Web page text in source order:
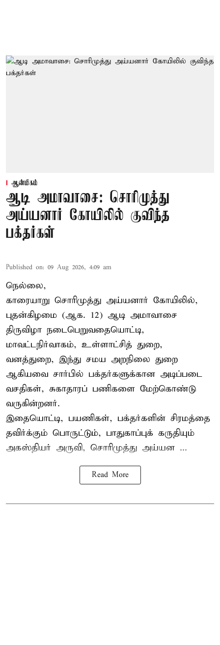
ஆன்மிகம்
ஆடி அமாவாசை: சொரிமுத்து
அய்யனார் கோயிலில் குவிந்த
பக்தர்கள்
Published on: 09 Aug 2026, 4:09 am
நெல்லை,
காரையாறு சொரிமுத்து அய்யனார் கோயிலில்,
புதன்கிழமை (ஆக. 12) ஆடி அமாவாசை
திருவிழா நடைபெறுவதையொட்டி,
மாவட்டநிர்வாகம், உள்ளாட்சித் துறை,
வனத்துறை, இந்து சமய அறநிலை துறை
ஆகியவை சார்பில் பக்தர்களுக்கான அடிப்படை
வசதிகள், சுகாதாரப் பணிகளை மேற்கொண்டு
வருகின்றனர்.
இதையொட்டி, பயணிகள், பக்தர்களின் சிரமத்தை
தவிர்க்கும் பொருட்டும், பாதுகாப்புக் கருதியும்
அகஸ்தியர் அருவி, சொரிமுத்து அய்யன ...
Read More